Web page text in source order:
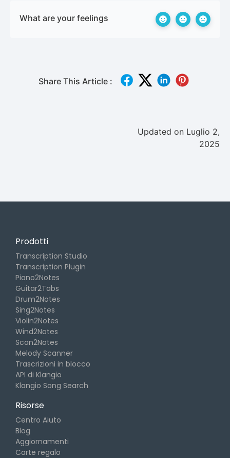
What are your feelings
Share This Article :
Updated on Luglio 2,
2025
Prodotti
Transcription Studio
Transcription Plugin
Piano2Notes
Guitar2Tabs
Drum2Notes
Sing2Notes
Violin2Notes
Wind2Notes
Scan2Notes
Melody Scanner
Trascrizioni in blocco
API di Klangio
Klangio Song Search
Risorse
Centro Aiuto
Blog
Aggiornamenti
Carte regalo